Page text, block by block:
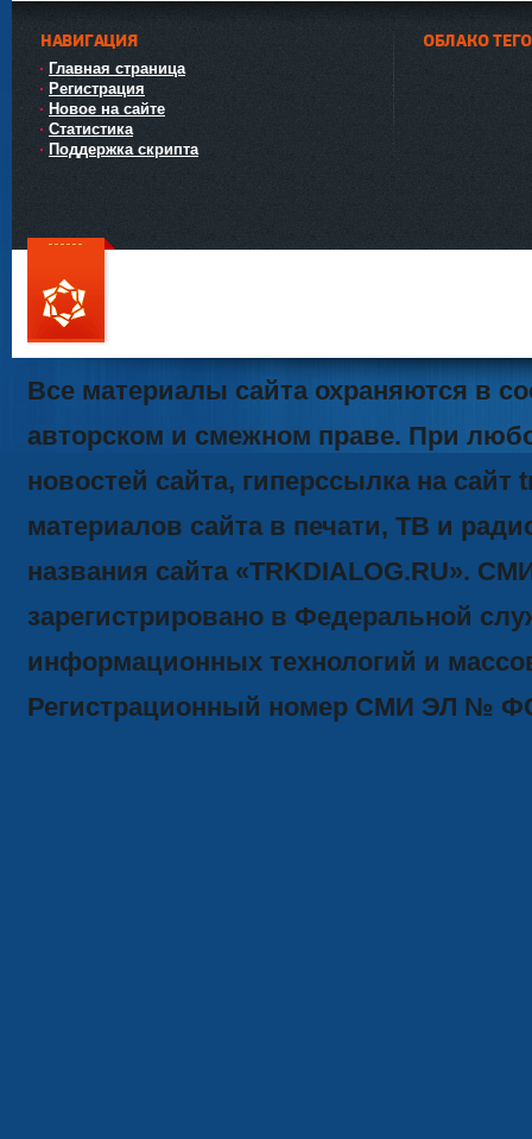
НАВИГАЦИЯ
Главная страница
Регистрация
Новое на сайте
Статистика
Поддержка скрипта
ОБЛАКО
111
Все материалы сайта охраняются в
авторском и смежном праве. При
новостей сайта, гиперссылка на
материалов сайта в печати, ТВ и
названия сайта «TRKDIALOG.RU».
зарегистрировано в Федеральной
информационных технологий и
Регистрационный номер СМИ ЭЛ №